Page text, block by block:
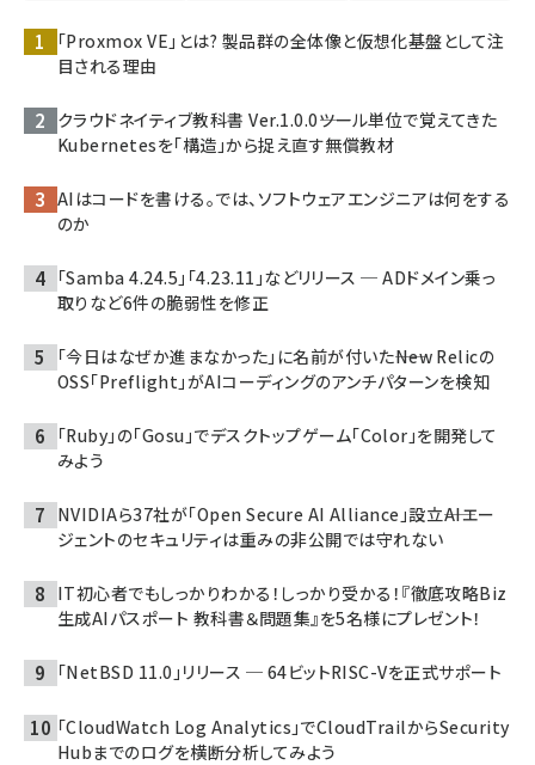
「Proxmox VE」とは? 製品群の全体像と仮想化基盤として注
目される理由
クラウドネイティブ教科書 Ver.1.0.0――ツール単位で覚えてきた
Kubernetesを「構造」から捉え直す無償教材
AIはコードを書ける。では、ソフトウェアエンジニアは何をする
のか
「Samba 4.24.5」「4.23.11」などリリース ─ ADドメイン乗っ
取りなど6件の脆弱性を修正
「今日はなぜか進まなかった」に名前が付いた――New Relicの
OSS「Preflight」がAIコーディングのアンチパターンを検知
「Ruby」の「Gosu」でデスクトップゲーム「Color」を開発して
みよう
NVIDIAら37社が「Open Secure AI Alliance」設立――AIエー
ジェントのセキュリティは重みの非公開では守れない
IT初心者でもしっかりわかる！しっかり受かる！『徹底攻略Biz
生成AIパスポート 教科書＆問題集』を5名様にプレゼント！
「NetBSD 11.0」リリース ─ 64ビットRISC-Vを正式サポート
「CloudWatch Log Analytics」でCloudTrailからSecurity
Hubまでのログを横断分析してみよう